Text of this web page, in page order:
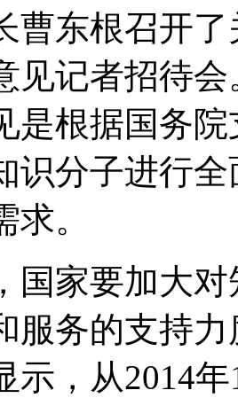
曹东根召开
见记者招待
是根据国务
识分子进行
需求。
国家要加大
服务的支持
示，从2014